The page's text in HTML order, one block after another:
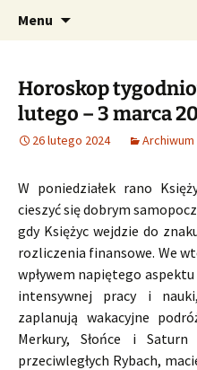
CzaroMarowy
dzienny,
tygodniowy
Profesjonalne
Menu
Horoskop
lutego – 3 marca
26 lutego 2024 Archiwum
W poniedziałek rano
cieszyć się dobrym
gdy Księżyc wejdzie do
rozliczenia finansowe. We
wpływem napiętego aspektu
intensywnej pracy i
zaplanują wakacyjne
Merkury, Słońce i
przeciwległych Rybach,